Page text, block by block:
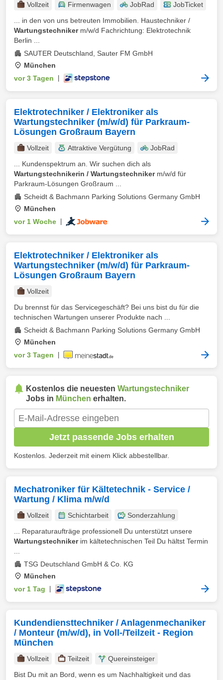
Vollzeit Firmenwagen JobRad
JobTicket
... in den von uns betreuten Immobilien. Haustechniker /
Wartungstechnikerm/w/d Fachrichtung: Elektrotechnik
Berlin ...
SAUTER Deutschland, Sauter FM GmbH
München
vor 3 Tagen
Elektrotechniker / Elektroniker als
Wartungstechniker (m/w/d) für Parkraum-
Lösungen Großraum Bayern
Vollzeit Attraktive Vergütung
JobRad
... Kundenspektrum an. Wir suchen dich als
Wartungstechnikerin / Wartungstechnikerm/w/d für
Parkraum-Lösungen Großraum ...
Scheidt & Bachmann Parking Solutions Germany GmbH
München
vor 1 Woche
Elektrotechniker / Elektroniker als
Wartungstechniker (m/w/d) für Parkraum-
Lösungen Großraum Bayern
Vollzeit
Du brennst für das Servicegeschäft? Bei uns bist du für die
technischen Wartungen unserer Produkte nach ...
Scheidt & Bachmann Parking Solutions Germany GmbH
München
vor 3 Tagen
Kostenlos die neuesten Wartungstechniker
Jobs in München erhalten.
Jetzt passende Jobs erhalten
Kostenlos. Jederzeit mit einem Klick abbestellbar.
Mechatroniker für Kältetechnik - Service /
Wartung / Klima m/w/d
Vollzeit Schichtarbeit
Sonderzahlung
... Reparaturaufträge professionell Du unterstützt unsere
Wartungstechnikerim kältetechnischen Teil Du hältst Termin
TSG Deutschland GmbH & Co. KG
München
vor 1 Tag
Kundendiensttechniker / Anlagenmechaniker
/ Monteur (m/w/d), in Voll-/Teilzeit - Region
München
Vollzeit Teilzeit
Quereinsteiger
Bist Du mit an Bord, wenn es um Nachhaltigkeit und das